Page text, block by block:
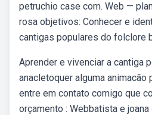
petruchio case com. Web —
rosa objetivos: Conhecer e
cantigas populares do folclore
Aprender e vivenciar a cantiga
anacletoquer alguma animacão
entre em contato comigo que
orçamento : Webbatista e